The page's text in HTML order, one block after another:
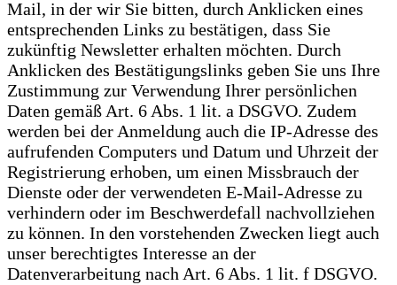
Mail, in der wir Sie bitten, durch Anklicken eines
entsprechenden Links zu bestätigen, dass Sie
zukünftig Newsletter erhalten möchten. Durch
Anklicken des Bestätigungslinks geben Sie uns Ihre
Zustimmung zur Verwendung Ihrer persönlichen
Daten gemäß Art. 6 Abs. 1 lit. a DSGVO. Zudem
werden bei der Anmeldung auch die IP-Adresse des
aufrufenden Computers und Datum und Uhrzeit der
Registrierung erhoben, um einen Missbrauch der
Dienste oder der verwendeten E-Mail-Adresse zu
verhindern oder im Beschwerdefall nachvollziehen
zu können. In den vorstehenden Zwecken liegt auch
unser berechtigtes Interesse an der
Datenverarbeitung nach Art. 6 Abs. 1 lit. f DSGVO.